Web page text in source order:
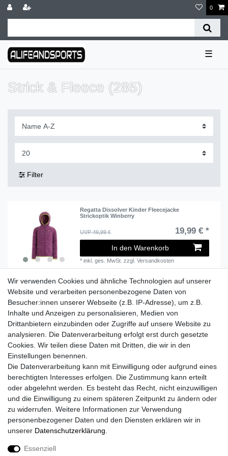
0
☰
Strick & Fleece (285)
Filter
Regatta Dissolver Kinder Fleecejacke
Strickoptik Winberry
UVP 49,99 € 19,99 € *
In den Warenkorb
*inkl. ges. MwSt. zzgl.Versandkosten
Lieferzeit etwa 1 bis 3 Werktage
Versand mit DHL
14 Tage Rückgaberecht
Kontaktieren Sie uns!
Widerrufs­recht Widerrufs­formular Impressum
Wir verwenden Cookies und ähnliche Technologien auf unserer
Website und verarbeiten personenbezogene Daten von
Besucher:innen unserer Webseite (z.B. IP-Adresse), um z.B.
Inhalte und Anzeigen zu personalisieren, Medien von
Drittanbietern einzubinden oder Zugriffe auf unsere Website zu
analysieren. Die Datenverarbeitung erfolgt erst durch gesetzte
Cookies. Wir teilen diese Daten mit Dritten, die wir in den
Einstellungen benennen.
Die Datenverarbeitung kann mit Einwilligung oder aufgrund eines
berechtigten Interesses erfolgen. Die Zustimmung kann erteilt
oder abgelehnt werden. Es besteht das Recht, nicht einzuwilligen
und die Einwilligung zu einem späteren Zeitpunkt zu ändern oder
zu widerrufen. Weitere Informationen zur Verwendung
personenbezogener Daten und den Diensten erklären wir in
unserer Daten­schutz­erklärung
Essenziell